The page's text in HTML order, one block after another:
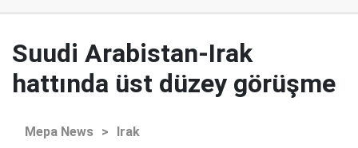
Suudi Arabistan-Irak
hattında üst düzey görüşme
Mepa News > Irak